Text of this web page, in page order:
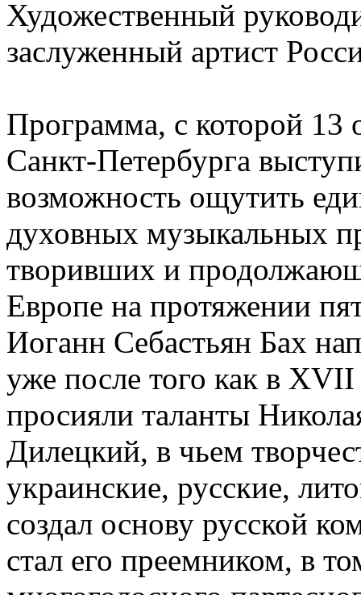
Художественный
заслуженный артист
Программа, с которой 13
Санкт-Петербурга
возможность ощутить
духовных музыкальных
творивших и
Европе на протяжении
Иоганн Себастьян Бах
уже после того как в
просияли таланты
Дилецкий, в чьем
украинские, русские,
создал основу русской
стал его преемником, в